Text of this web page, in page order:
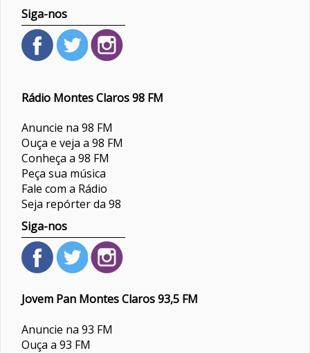
Siga-nos
Rádio Montes Claros 98 FM
Anuncie na 98 FM
Ouça e veja a 98 FM
Conheça a 98 FM
Peça sua música
Fale com a Rádio
Seja repórter da 98
Siga-nos
Jovem Pan Montes Claros 93,5 FM
Anuncie na 93 FM
Ouça a 93 FM